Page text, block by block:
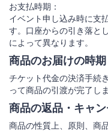
お支払時期：
イベント申し込み時に支
す。口座からの引き落と
によって異なります。
商品のお届けの時
チケット代金の決済手続
って商品の引渡が完了しま
商品の返品・キャ
商品の性質上、原則、商